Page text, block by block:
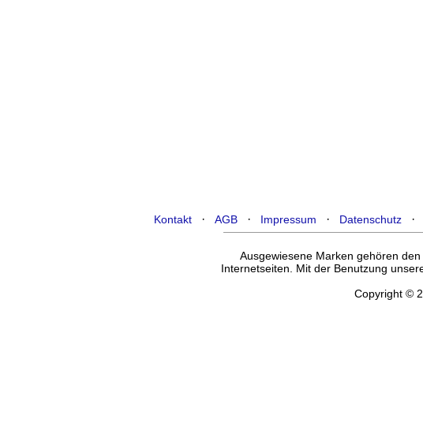
Kontakt· AGB· Impressum · Datenschutz·
Ausgewiesene Marken gehören
Internetseiten. Mit der Benutzung
Copyright ©